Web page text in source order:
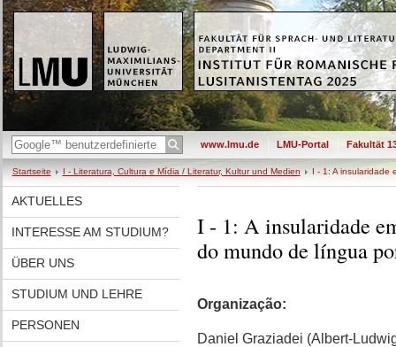
www.lmu.de LMU-Portal Fakultät
Startseite I - Literatura, Cultura e Mídia / Literatur, Kultur und Medien I - 1: A insularidade
AKTUELLES
INTERESSE AM STUDIUM?
ÜBER UNS
STUDIUM UND LEHRE
PERSONEN
I - 1: A insularidade
do mundo de língua
Organização:
Daniel Graziadei (Albert-